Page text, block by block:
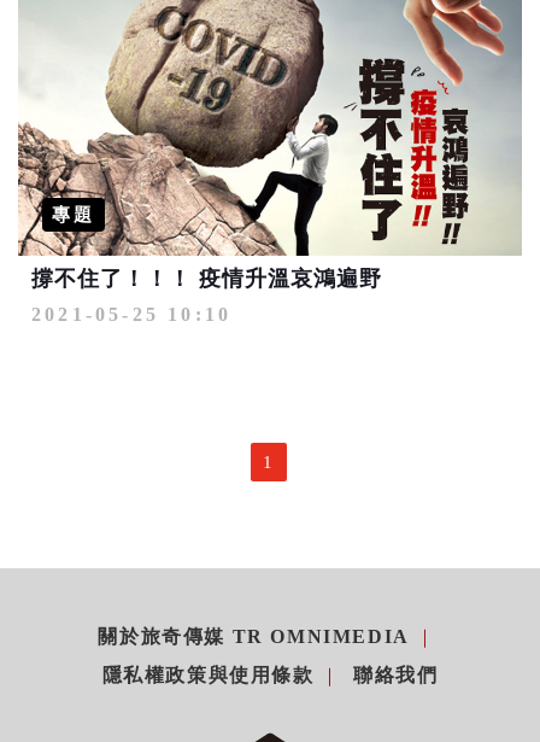
專題
撐不住了！！！ 疫情升溫哀鴻遍野
2021-05-25 10:10
1
關於旅奇傳媒 TR OMNIMEDIA
隱私權政策與使用條款
聯絡我們